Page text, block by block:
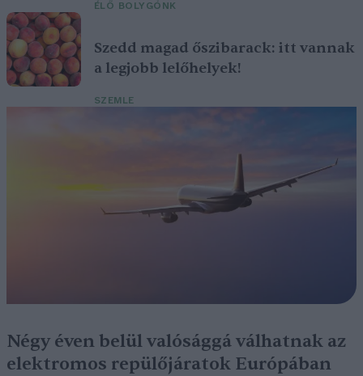
ÉLŐ BOLYGÓNK
Szedd magad őszibarack: itt vannak
a legjobb lelőhelyek!
SZEMLE
Négy éven belül valósággá válhatnak az
elektromos repülőjáratok Európában